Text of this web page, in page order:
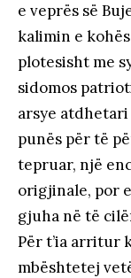
e veprës së
kalimin e
plotesisht me
sidomos
arsye
punës për të
tepruar, një
origjinale, por
gjuha në të
Për t’ia arritur
mbështetej